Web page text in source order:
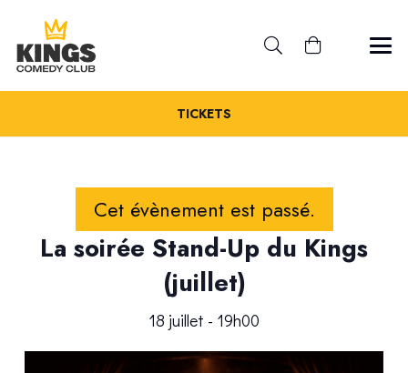
TICKETS
Cet évènement est passé.
La soirée Stand-Up du Kings
(juillet)
18 juillet - 19h00